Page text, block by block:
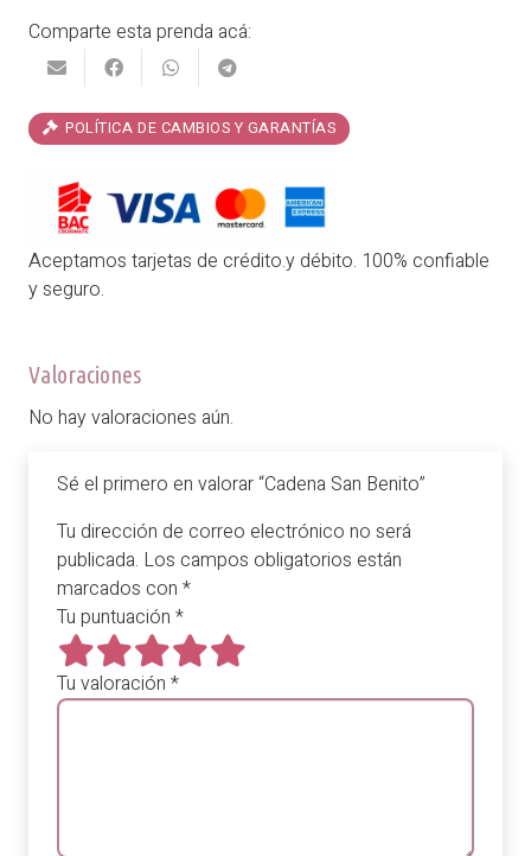
Comparte esta prenda acá:
POLÍTICA DE CAMBIOS Y GARANTÍAS
Aceptamos tarjetas de crédito.y débito. 100% confiable
y seguro.
Valoraciones
No hay valoraciones aún.
Sé el primero en valorar “Cadena San Benito”
Tu dirección de correo electrónico no será
publicada. Los campos obligatorios están
marcados con *
Tu puntuación *
Tu valoración *